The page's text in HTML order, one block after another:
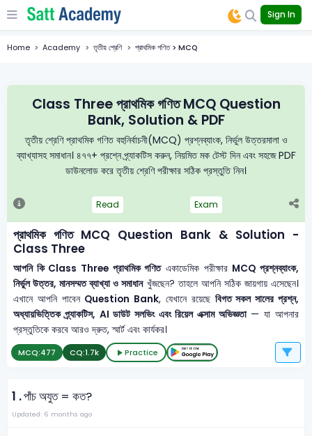
Sign In
Home Academy তৃতীয় শ্রেণি প্রাথমিক গণিত > MCQ
Class Three প্রাথমিক গণিত MCQ Question
Bank, Solution & PDF
তৃতীয় শ্রেণি প্রাথমিক গণিত বহুনির্বাচনী(MCQ) প্রশ্নব্যাংক, নির্ভুল উত্তরমালা ও
ব্যাখ্যাসহ সমাধান। ৪৭৭+ প্রশ্নে প্র্যাকটিস করুন, নিয়মিত মক টেস্ট দিন এবং সহজে PDF
ডাউনলোড করে তৃতীয় শ্রেণি পরীক্ষার সঠিক প্রস্তুতি নিন।
Read Exam
প্রাথমিক গণিত MCQ Question Bank & Solution -
Class Three
আপনি কি Class Three প্রাথমিক গণিতএকাডেমিক পরীক্ষার MCQ প্রশ্নব্যাংক,
নির্ভুল উত্তর, মানসম্মত ব্যাখ্যা ও সমাধানখুঁজছেন? তাহলে আপনি সঠিক জায়গায় এসেছেন।
এখানে আপনি পাবেন Question Bank, যেখানে রয়েছে বিগত সকল সালের প্রশ্ন,
অধ্যায়ভিত্তিক প্র্যাকটিস, AI ডাউট সলভিং এবং রিয়েল এক্সাম অভিজ্ঞতা— যা আপনার
প্রস্তুতিকে করবে আরও দ্রুত, স্মার্ট এবং কার্যকর।
MCQ:477 CQ:1.7k Practice
1 .পাঁচ অযুত = কত?
Updated: 6 months ago